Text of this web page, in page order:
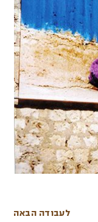
לעבודה הבאה